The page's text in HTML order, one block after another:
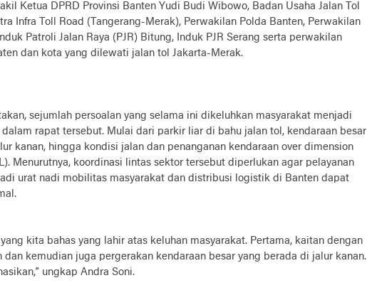
Ketua DPRD Provinsi Banten Yudi Budi Wibowo, Badan Usaha Jalan Tol
Infra Toll Road (Tangerang-Merak), Perwakilan Polda Banten, Perwakilan
Patroli Jalan Raya (PJR) Bitung, Induk PJR Serang serta perwakilan
dan kota yang dilewati jalan tol Jakarta-Merak.
sejumlah persoalan yang selama ini dikeluhkan masyarakat menjadi
rapat tersebut. Mulai dari parkir liar di bahu jalan tol, kendaraan besar
kanan, hingga kondisi jalan dan penanganan kendaraan over dimension
Menurutnya, koordinasi lintas sektor tersebut diperlukan agar pelayanan
urat nadi mobilitas masyarakat dan distribusi logistik di Banten dapat
kita bahas yang lahir atas keluhan masyarakat. Pertama, kaitan dengan
dan kemudian juga pergerakan kendaraan besar yang berada di jalur kanan.
ungkap Andra Soni.